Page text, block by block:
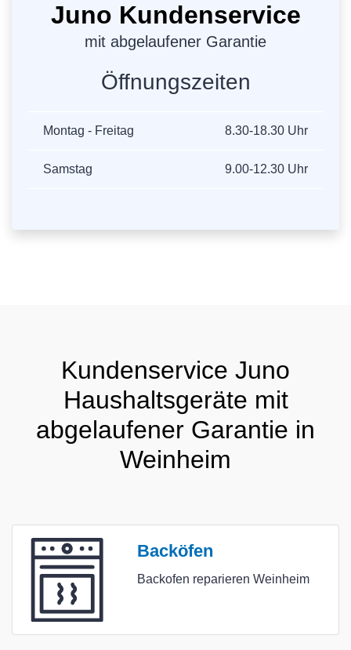
Juno Kundenservice
mit abgelaufener Garantie
Öffnungszeiten
Montag - Freitag 8.30-18.30 Uhr
Samstag 9.00-12.30 Uhr
Kundenservice Juno
Haushaltsgeräte mit
abgelaufener Garantie in
Weinheim
Backöfen
Backofen reparieren Weinheim